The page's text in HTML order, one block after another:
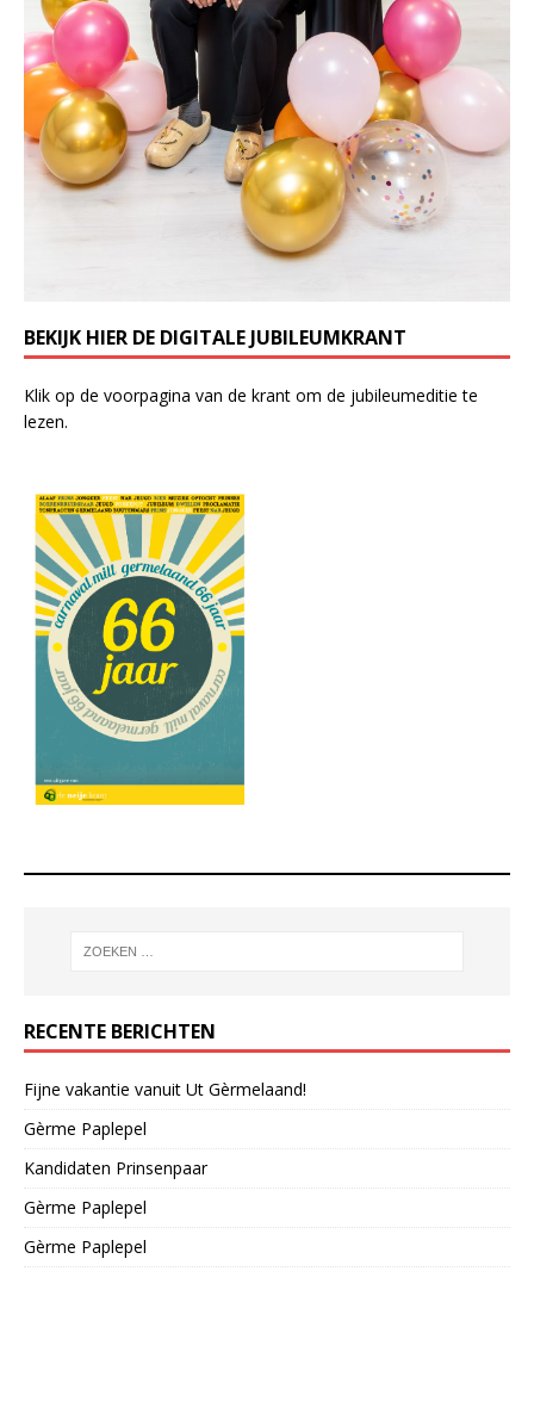
BEKIJK HIER DE DIGITALE JUBILEUMKRANT
Klik op de voorpagina van de krant om de jubileumeditie te
lezen.
RECENTE BERICHTEN
Fijne vakantie vanuit Ut Gèrmelaand!
Gèrme Paplepel
Kandidaten Prinsenpaar
Gèrme Paplepel
Gèrme Paplepel